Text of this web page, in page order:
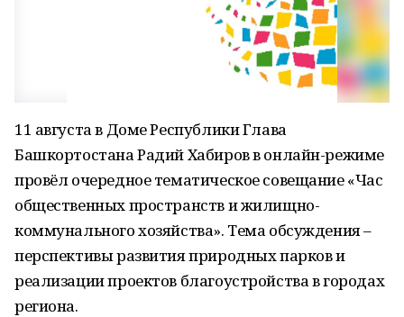
11 августа в Доме Республики Глава
Башкортостана Радий Хабиров в онлайн-режиме
провёл очередное тематическое совещание «Час
общественных пространств и жилищно-
коммунального хозяйства». Тема обсуждения –
перспективы развития природных парков и
реализации проектов благоустройства в городах
региона.